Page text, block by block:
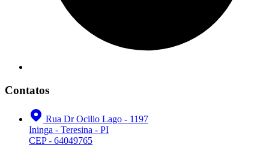
Contatos
Rua Dr Ocilio Lago - 1197
Ininga - Teresina - PI
CEP - 64049765